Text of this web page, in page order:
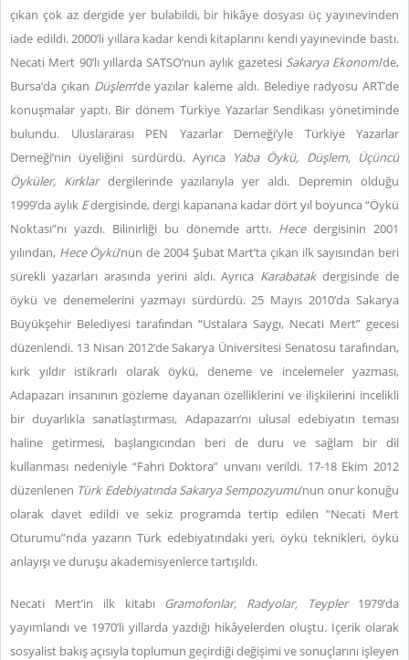
çıkan çok az dergide yer bulabildi, bir hikâye dosyası üç yayınevinden
iade edildi. 2000’li yıllara kadar kendi kitaplarını kendi yayınevinde bastı.
Necati Mert 90’lı yıllarda SATSO’nun aylık gazetesi Sakarya Ekonomi’de,
Bursa’da çıkan Düşlem’de yazılar kaleme aldı. Belediye radyosu ART’de
konuşmalar yaptı. Bir dönem Türkiye Yazarlar Sendikası yönetiminde
bulundu. Uluslararası PEN Yazarlar Derneği’yle Türkiye Yazarlar
Derneği’nin üyeliğini sürdürdü. Ayrıca Yaba Öykü, Düşlem, Üçüncü
Öyküler, Kırklardergilerinde yazılarıyla yer aldı. Depremin olduğu
1999’da aylık Edergisinde, dergi kapanana kadar dört yıl boyunca “Öykü
Noktası”nı yazdı. Bilinirliği bu dönemde arttı. Hecedergisinin 2001
yılından, Hece Öykü’nün de 2004 Şubat Mart’ta çıkan ilk sayısından beri
sürekli yazarları arasında yerini aldı. Ayrıca Karabatakdergisinde de
öykü ve denemelerini yazmayı sürdürdü. 25 Mayıs 2010’da Sakarya
Büyükşehir Belediyesi tarafından “Ustalara Saygı, Necati Mert” gecesi
düzenlendi. 13 Nisan 2012’de Sakarya Üniversitesi Senatosu tarafından,
kırk yıldır istikrarlı olarak öykü, deneme ve incelemeler yazması,
Adapazarı insanının gözleme dayanan özelliklerini ve ilişkilerini incelikli
bir duyarlıkla sanatlaştırması, Adapazarı’nı ulusal edebiyatın teması
haline getirmesi, başlangıcından beri de duru ve sağlam bir dil
kullanması nedeniyle “Fahri Doktora” unvanı verildi. 17-18 Ekim 2012
düzenlenen Türk Edebiyatında Sakarya Sempozyumu’nun onur konuğu
olarak davet edildi ve sekiz programda tertip edilen “Necati Mert
Oturumu”nda yazarın Türk edebiyatındaki yeri, öykü teknikleri, öykü
anlayışı ve duruşu akademisyenlerce tartışıldı.
Necati Mert’in ilk kitabı Gramofonlar, Radyolar, Teypler1979’da
yayımlandı ve 1970’li yıllarda yazdığı hikâyelerden oluştu. İçerik olarak
sosyalist bakış açısıyla toplumun geçirdiği değişimi ve sonuçlarını işleyen